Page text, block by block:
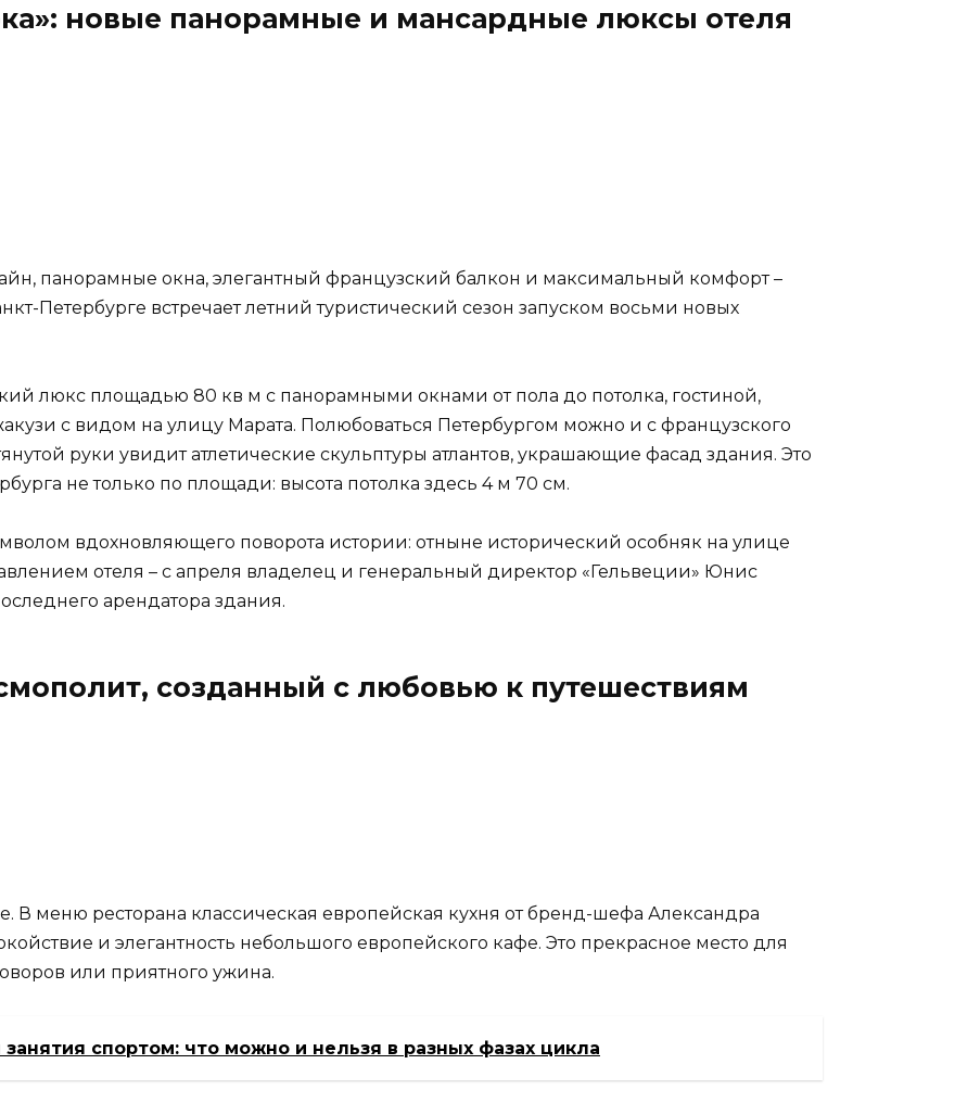
новые панорамные и мансардные люксы отеля
панорамные окна, элегантный французский балкон и максимальный комфорт –
Петербурге встречает летний туристический сезон запуском восьми новых
люкс площадью 80 кв м с панорамными окнами от пола до потолка, гостиной,
с видом на улицу Марата. Полюбоваться Петербургом можно и с французского
руки увидит атлетические скульптуры атлантов, украшающие фасад здания. Это
не только по площади: высота потолка здесь 4 м 70 см.
вдохновляющего поворота истории: отныне исторический особняк на улице
отеля – с апреля владелец и генеральный директор «Гельвеции» Юнис
арендатора здания.
созданный с любовью к путешествиям
В меню ресторана классическая европейская кухня от бренд-шефа Александра
и элегантность небольшого европейского кафе. Это прекрасное место для
или приятного ужина.
спортом: что можно и нельзя в разных фазах цикла